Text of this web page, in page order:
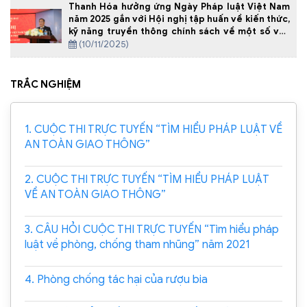
Thanh Hóa hưởng ứng Ngày Pháp luật Việt Nam
năm 2025 gắn với Hội nghị tập huấn về kiến thức,
kỹ năng truyền thông chính sách về một số văn
bản pháp luật mới
(10/11/2025)
TRẮC NGHIỆM
1. CUỘC THI TRỰC TUYẾN “TÌM HIỂU PHÁP LUẬT VỀ
AN TOÀN GIAO THÔNG”
2. CUỘC THI TRỰC TUYẾN “TÌM HIỂU PHÁP LUẬT
VỀ AN TOÀN GIAO THÔNG”
3. CÂU HỎI CUỘC THI TRỰC TUYẾN “Tìm hiểu pháp
luật về phòng, chống tham nhũng” năm 2021
4. Phòng chống tác hại của rượu bia